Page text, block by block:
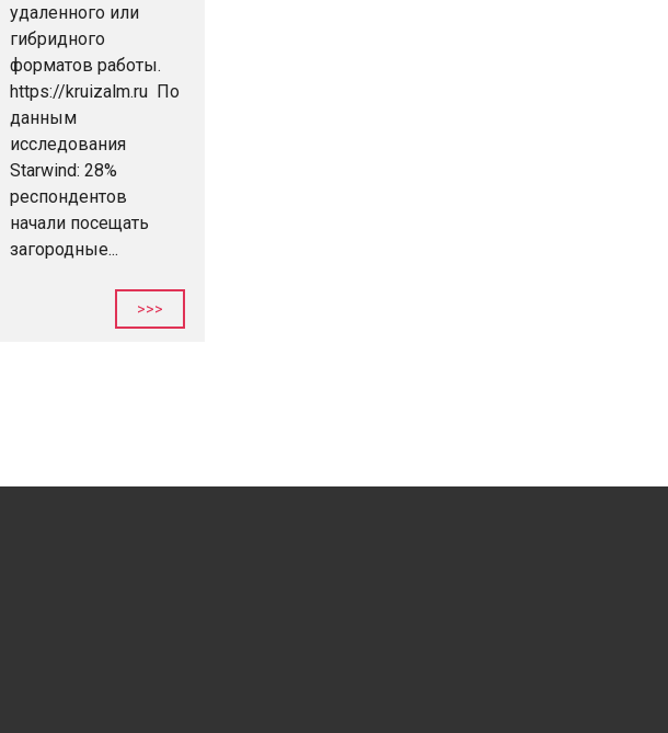
удаленного или
гибридного
форматов работы.
https://kruizalm.ru По
данным
исследования
Starwind: 28%
респондентов
начали посещать
загородные...
>>>